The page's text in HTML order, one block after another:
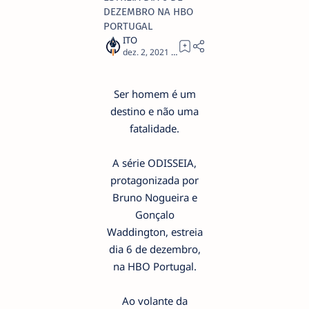
DEZEMBRO NA HBO
PORTUGAL
2
Ser homem é um
destino e não uma
fatalidade.
A série ODISSEIA,
protagonizada por
Bruno Nogueira e
Gonçalo
Waddington, estreia
dia 6 de dezembro,
na HBO Portugal.
Ao volante da